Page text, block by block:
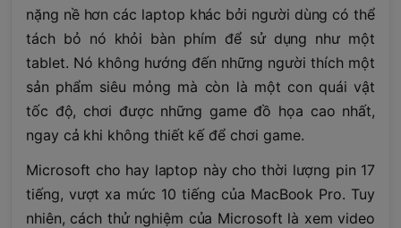
nặng nề hơn các laptop khác bởi người dùng có thể
tách bỏ nó khỏi bàn phím để sử dụng như một
tablet. Nó không hướng đến những người thích một
sản phẩm siêu mỏng mà còn là một con quái vật
tốc độ, chơi được những game đồ họa cao nhất,
ngay cả khi không thiết kế để chơi game.
Microsoft cho hay laptop này cho thời lượng pin 17
tiếng, vượt xa mức 10 tiếng của MacBook Pro. Tuy
nhiên, cách thử nghiệm của Microsoft là xem video